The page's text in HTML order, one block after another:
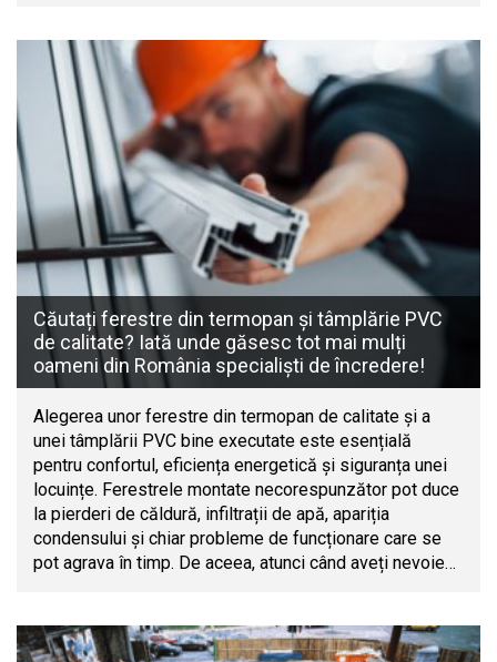
Căutați ferestre din termopan și tâmplărie PVC
de calitate? Iată unde găsesc tot mai mulți
oameni din România specialiști de încredere!
Alegerea unor ferestre din termopan de calitate și a
unei tâmplării PVC bine executate este esențială
pentru confortul, eficiența energetică și siguranța unei
locuințe. Ferestrele montate necorespunzător pot duce
la pierderi de căldură, infiltrații de apă, apariția
condensului și chiar probleme de funcționare care se
pot agrava în timp. De aceea, atunci când aveți nevoie…